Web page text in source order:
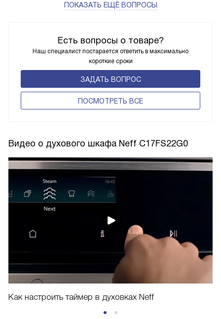
Есть вопросы о товаре?
Наш специалист постарается ответить в максимально
короткие сроки
ЗАДАТЬ ВОПРОС
ПОCМОТРЕТЬ ВСЕ
ПОКАЗАТЬ ЕЩЁ ВОПРОСЫ
Видео о духового шкафа Neff C17FS22G0
Как настроить таймер в духовках Neff